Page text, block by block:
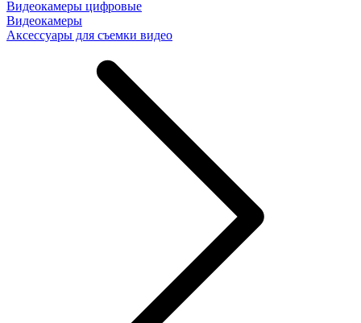
Видеокамеры цифровые
Видеокамеры
Аксессуары для съемки видео